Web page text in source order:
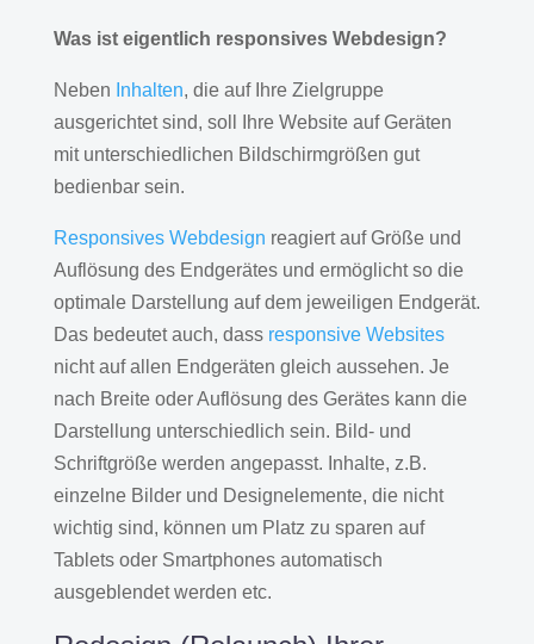
Was ist eigentlich responsives Webdesign?
Neben Inhalten, die auf Ihre Zielgruppe
ausgerichtet sind, soll Ihre Website auf Geräten
mit unterschiedlichen Bildschirmgrößen gut
bedienbar sein.
Responsives Webdesign reagiert auf Größe und
Auflösung des Endgerätes und ermöglicht so die
optimale Darstellung auf dem jeweiligen Endgerät.
Das bedeutet auch, dass responsive Websites
nicht auf allen Endgeräten gleich aussehen. Je
nach Breite oder Auflösung des Gerätes kann die
Darstellung unterschiedlich sein. Bild- und
Schriftgröße werden angepasst. Inhalte, z.B.
einzelne Bilder und Designelemente, die nicht
wichtig sind, können um Platz zu sparen auf
Tablets oder Smartphones automatisch
ausgeblendet werden etc.